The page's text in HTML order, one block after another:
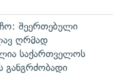
შეერთებული
ღრმად
საქართველოს
განგრძობადი